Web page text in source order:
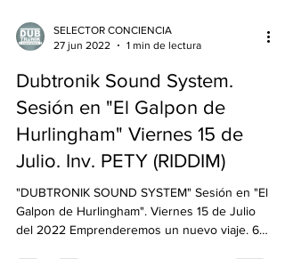
27 jun 2022
1 min de lectura
Dubtronik Sound System.
Sesión en "El Galpon de
Hurlingham" Viernes 15 de
Julio. Inv. PETY (RIDDIM)
"DUBTRONIK SOUND SYSTEM" Sesión en "El